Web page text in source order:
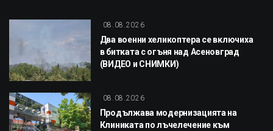
08.08.2026
Два военни хеликоптера се включиха
в битката с огъня над Асеновград
(ВИДЕО и СНИМКИ)
08.08.2026
Продължава модернизацията на
Клиниката по лъчелечение към